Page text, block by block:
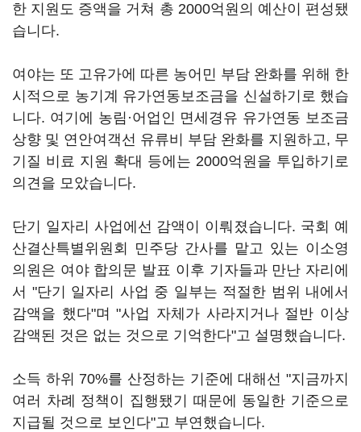
한 지원도 증액을 거쳐 총 2000억원의 예산이 편성됐
습니다.
여야는 또 고유가에 따른 농어민 부담 완화를 위해 한
시적으로 농기계 유가연동보조금을 신설하기로 했습
니다. 여기에 농림·어업인 면세경유 유가연동 보조금
상향 및 연안여객선 유류비 부담 완화를 지원하고, 무
기질 비료 지원 확대 등에는 2000억원을 투입하기로
의견을 모았습니다.
단기 일자리 사업에선 감액이 이뤄졌습니다. 국회 예
산결산특별위원회 민주당 간사를 맡고 있는 이소영
의원은 여야 합의문 발표 이후 기자들과 만난 자리에
서 "단기 일자리 사업 중 일부는 적절한 범위 내에서
감액을 했다"며 "사업 자체가 사라지거나 절반 이상
감액된 것은 없는 것으로 기억한다"고 설명했습니다.
소득 하위 70%를 산정하는 기준에 대해선 "지금까지
여러 차례 정책이 집행됐기 때문에 동일한 기준으로
지급될 것으로 보인다"고 부연했습니다.